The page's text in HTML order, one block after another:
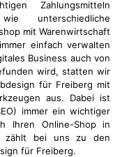
Zahlungsmitteln
unterschiedliche
mit Warenwirtschaft
einfach verwalten
Business auch von
wird, statten wir
für Freiberg mit
aus. Dabei ist
immer ein wichtiger
Ihren Online-Shop in
zählt bei uns zu den
für Freiberg.